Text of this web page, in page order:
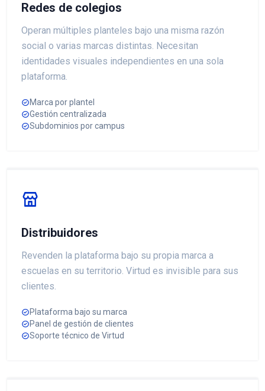
Redes de colegios
Operan múltiples planteles bajo una misma razón
social o varias marcas distintas. Necesitan
identidades visuales independientes en una sola
plataforma.
Marca por plantel
Gestión centralizada
Subdominios por campus
Distribuidores
Revenden la plataforma bajo su propia marca a
escuelas en su territorio. Virtud es invisible para sus
clientes.
Plataforma bajo su marca
Panel de gestión de clientes
Soporte técnico de Virtud